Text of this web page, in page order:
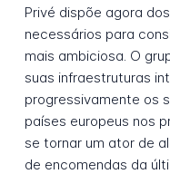
Privé dispõe agora
necessários para
mais ambiciosa. O
suas infraestruturas
progressivamente os
países europeus nos
se tornar um ator de
de encomendas da